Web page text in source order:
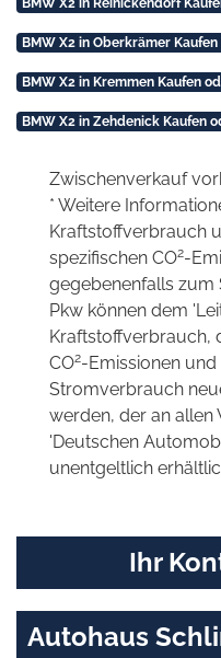
BMW X2 in Reinickendorf
BMW X2 in Oberkrämer
BMW X2 in Kremmen Kaufen
BMW X2 in Zehdenick Kaufen
Zwischenverkauf
* Weitere
Kraftstoffverbrauch
spezifischen CO2-
gegebenenfalls
Pkw können dem
Kraftstoffverbrauch,
CO2-Emissionen
Stromverbrauch
werden, der an allen
'Deutschen
unentgeltlich
Ihr
Autohaus